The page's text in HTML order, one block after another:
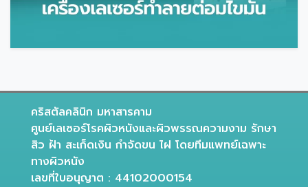
คริสตัลคลินิก มหาสารคาม
ศูนย์เลเซอร์โรคผิวหนังและผิวพรรณความงาม รักษา
สิว ฝ้า สะเก็ดเงิน กำจัดขน ไฝ โดยทีมแพทย์เฉพาะ
ทางผิวหนัง
เลขที่ใบอนุญาต : 44102000154